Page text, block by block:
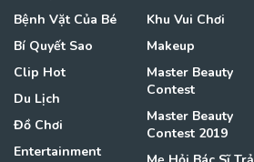
Bệnh Vặt Của Bé
Bí Quyết Sao
Clip Hot
Du Lịch
Đồ Chơi
Entertainment
Khu Vui Chơi
Makeup
Master Beauty
Contest
Master Beauty
Contest 2019